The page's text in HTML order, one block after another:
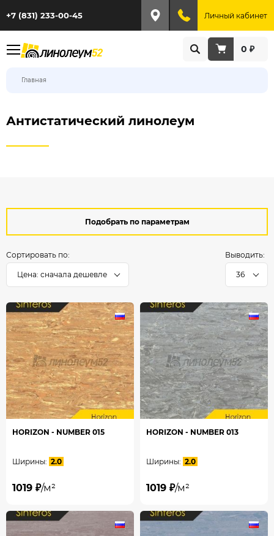
+7 (831) 233-00-45 Личный кабинет
0 ₽
Главная
Антистатический линолеум
Подобрать по параметрам
Сортировать по:
Цена: сначала дешевле
Выводить:
36
HORIZON - NUMBER 015
Ширины: 2.0
1019 ₽/м²
HORIZON - NUMBER 013
Ширины: 2.0
1019 ₽/м²